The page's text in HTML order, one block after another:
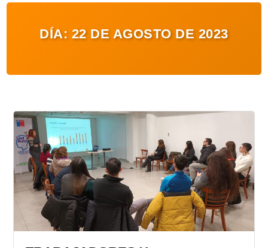
ENTRETENIMIENTO Y CULTURA
AUDIOS
VIDEOS
GALERIA DE FOTOS
APP MÓVIL
DÍA: 22 DE AGOSTO DE 2023